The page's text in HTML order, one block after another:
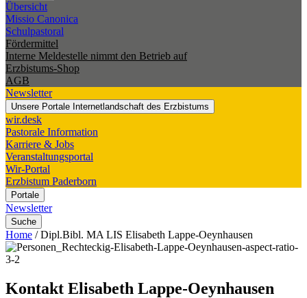
Übersicht
Missio Canonica
Schulpastoral
Fördermittel
Interne Meldestelle nimmt den Betrieb auf
Erzbistums-Shop
AGB
Newsletter
Unsere Portale Internetlandschaft des Erzbistums
wir.desk
Pastorale Information
Karriere & Jobs
Veranstaltungsportal
Wir-Portal
Erzbistum Paderborn
Portale
Newsletter
Suche
Home /Dipl.Bibl. MA LIS Elisabeth Lappe-Oeynhausen
Kontakt Elisabeth Lappe-Oeynhausen